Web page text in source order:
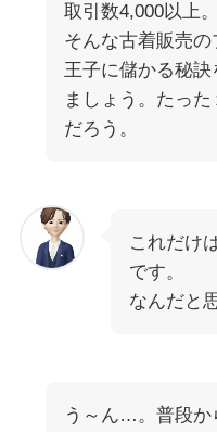
取引数4,000以上。
そんな古着販売の
王子に儲かる秘
ましょう。たっ
だろう。
これだけ
です。
なんだと
う～ん…。普段か